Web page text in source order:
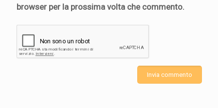
browser per la prossima volta che commento.